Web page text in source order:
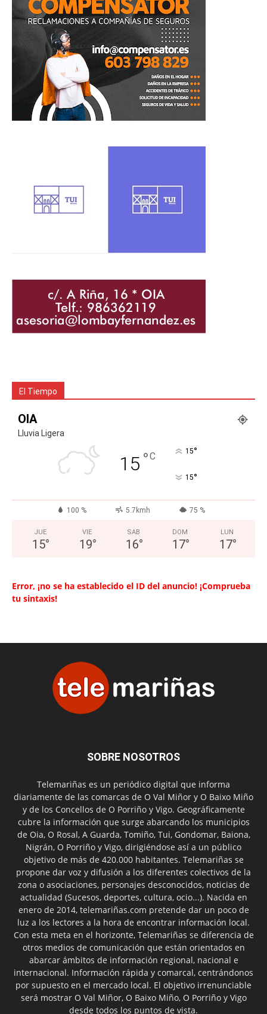
El Tiempo
OIA
Lluvia Ligera
15 °C 15°
15°
100 % 5.7kmh 75 %
JUE
15°
VIE
19°
SAB
16°
DOM
17°
LUN
17°
Error, ¡no se ha establecido el ID del anuncio! ¡Comprueba
tu sintaxis!
SOBRE NOSOTROS
Telemariñas es un periódico digital que informa
diariamente de las comarcas de O Val Miñor y O Baixo Miño
y de los Concellos de O Porriño y Vigo. Geográficamente
cubre la información que surge abarcando los municipios
de Oia, O Rosal, A Guarda, Tomiño, Tui, Gondomar, Baiona,
Nigrán, O Porriño y Vigo, dirigiéndose así a un público
objetivo de más de 420.000 habitantes. Telemariñas se
propone dar voz y difusión a los diferentes colectivos de la
zona o asociaciones, personajes desconocidos, noticias de
actualidad (Sucesos, deportes, cultura, ocio...). Nacida en
enero de 2014, telemariñas.com pretende dar un poco de
luz a los lectores a la hora de encontrar información local.
Con esta meta en el horizonte, Telemariñas se diferencia de
otros medios de comunicación que están orientados en
abarcar ámbitos de información regional, nacional e
internacional. Información rápida y comarcal, centrándonos
por supuesto en el mercado local. El objetivo irrenunciable
será mostrar O Val Miñor, O Baixo Miño, O Porriño y Vigo
desde todos los puntos de vista.